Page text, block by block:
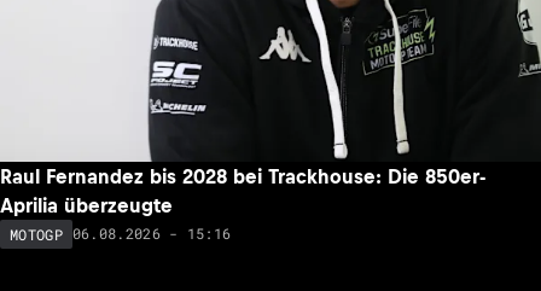
Raul Fernandez bis 2028 bei Trackhouse: Die 850er-
Aprilia überzeugte
MOTOGP 06.08.2026 - 15:16